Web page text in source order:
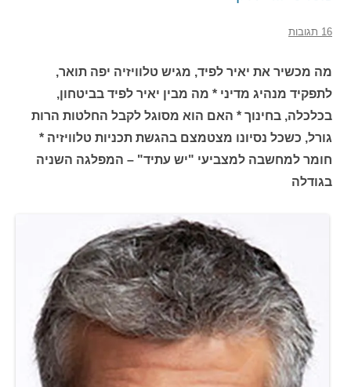
16 תגובות
מה מכשיר את יאיר לפיד, מגיש טלוויזיה יפה תואר,
לתפקיד מנהיג מדיני * מה מבין יאיר לפיד בביטחון,
בכלכלה, בחינוך * האם הוא מסוגל לקבל החלטות הרות
גורל, כשכל נסיונו מצטמצם בהגשת תכניות טלוויזיה *
חומר למחשבה למצביעי "יש עתיד" – המפלגה השניה
בגודלה